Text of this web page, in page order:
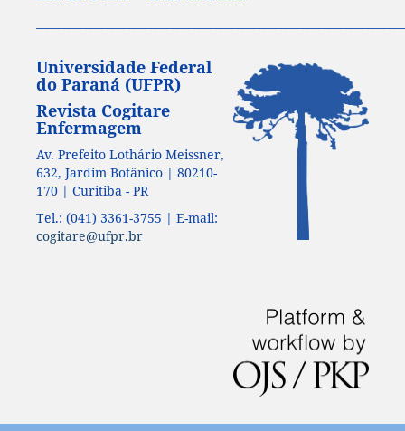
Universidade Federal
do Paraná (UFPR)
Revista Cogitare
Enfermagem
Av. Prefeito Lothário Meissner,
632, Jardim Botânico | 80210-
170 | Curitiba - PR
Tel.: (041) 3361-3755 | E-mail:
cogitare@ufpr.br